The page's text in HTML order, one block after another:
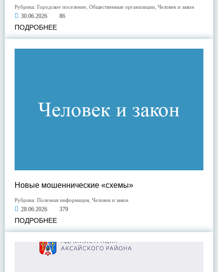
Рубрика: Городское поселение Общественные организации Человек и закон
30.06.2026 86
ПОДРОБНЕЕ
Новые мошеннические «схемы»
Рубрика: Полезная информация Человек и закон
28.06.2026 379
ПОДРОБНЕЕ